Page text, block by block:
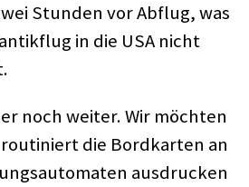
Stunden vor Abflug, was
in die USA nicht
noch weiter. Wir möchten
die Bordkarten an
ausdrucken